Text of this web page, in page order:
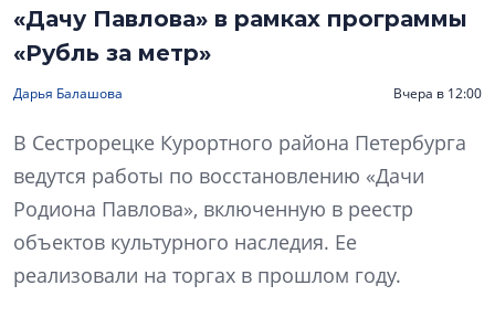
«Дачу Павлова» в рамках программы
«Рубль за метр»
Дарья Балашова Вчера в 12:00
В Сестрорецке Курортного района Петербурга
ведутся работы по восстановлению «Дачи
Родиона Павлова», включенную в реестр
объектов культурного наследия. Ее
реализовали на торгах в прошлом году.